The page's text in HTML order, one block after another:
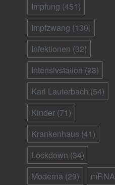
Impfung (451)
Impfzwang (130)
Infektionen (32)
Intensivstation (28)
Karl Lauterbach (54)
Kinder (71)
Krankenhaus (41)
Lockdown (34)
Moderna (29) mRNA